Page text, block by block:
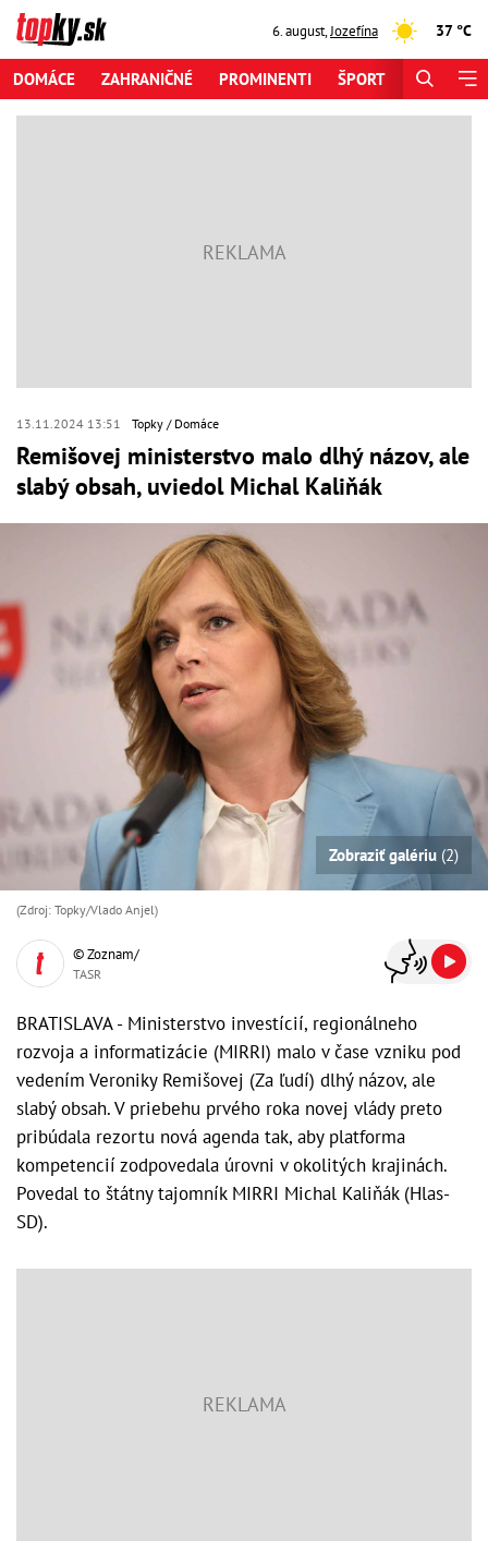
6. august,Jozefína 37 °C
DOMÁCE ZAHRANIČNÉ PROMINENTI ŠPORT
13.11.2024 13:51 Topky Domáce
Remišovej ministerstvo malo dlhý názov, ale
slabý obsah, uviedol Michal Kaliňák
Zobraziť galériu (2)
(Zdroj: Topky/Vlado Anjel)
© Zoznam/
TASR
BRATISLAVA - Ministerstvo investícií, regionálneho
rozvoja a informatizácie (MIRRI) malo v čase vzniku pod
vedením Veroniky Remišovej (Za ľudí) dlhý názov, ale
slabý obsah. V priebehu prvého roka novej vlády preto
pribúdala rezortu nová agenda tak, aby platforma
kompetencií zodpovedala úrovni v okolitých krajinách.
Povedal to štátny tajomník MIRRI Michal Kaliňák (Hlas-
SD).